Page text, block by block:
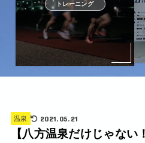
トレーニング
温泉 2021.05.21
【八方温泉だけじゃない